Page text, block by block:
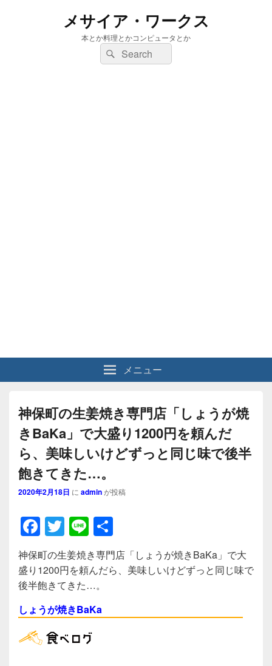
メサイア・ワークス
本とか料理とかコンピュータとか
検
索:
検
索
メニュー
神保町の生姜焼き専門店「しょうが焼
きBaKa」で大盛り1200円を頼んだ
ら、美味しいけどずっと同じ味で後半
飽きてきた…。
2020年2月18日 に adminが投稿
F
a
c
e
b
o
o
T
wi
tt
er
Li
n
e
有
神保町の生姜焼き専門店「しょうが焼きBaKa」で大
盛り1200円を頼んだら、美味しいけどずっと同じ味で
後半飽きてきた…。
しょうが焼きBaKa